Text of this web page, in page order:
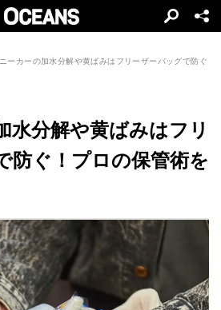
ーカーの加水分解や黄ばみはフリーザーバッグで防ぐ！
水分解や黄ばみはフリ
防ぐ！プロの保管術を